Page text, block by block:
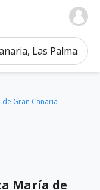
de colegios
Filtros
Gran Canaria
María de